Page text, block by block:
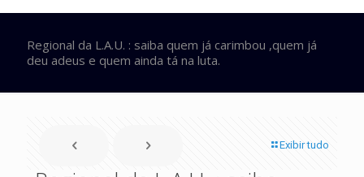
Regional da L.A.U. : saiba quem já carimbou ,quem já
deu adeus e quem ainda tá na luta.
Exibir tudo